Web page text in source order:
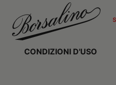
CONDIZIONI D'USO